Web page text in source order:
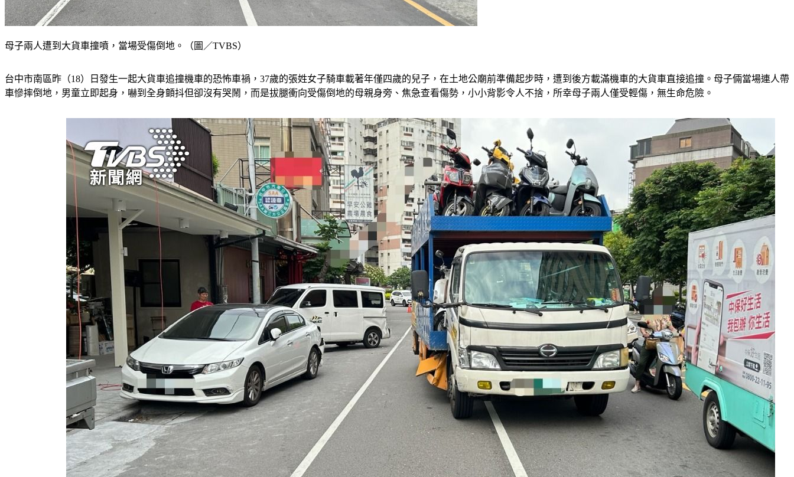
母子兩人遭到大貨車撞噴，當場受傷倒地。（圖／TVBS）
台中市南區昨（18）日發生一起大貨車追撞機車的恐怖車禍，37歲的張姓女子騎車載著年僅四歲的兒子，在土地公廟前準備起步時，遭到後方載滿機車的大貨車直接追撞。母子倆當場連人帶
車慘摔倒地，男童立即起身，嚇到全身顫抖但卻沒有哭鬧，而是拔腿衝向受傷倒地的母親身旁、焦急查看傷勢，小小背影令人不捨，所幸母子兩人僅受輕傷，無生命危險。